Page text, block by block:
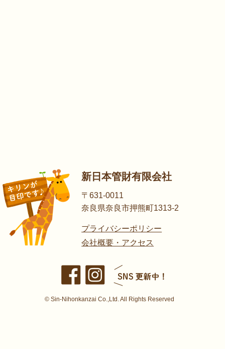
新日本管財有限会社
〒631-0011
奈良県奈良市押熊町1313-2
プライバシーポリシー
会社概要・アクセス
© Sin-Nihonkanzai Co.,Ltd. All Rights Reserved